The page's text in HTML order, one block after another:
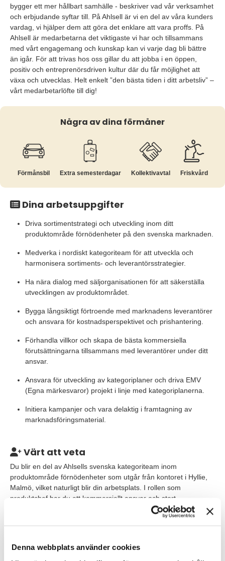
Denna webbplats använder cookies
bygger ett mer hållbart samhälle - beskriver vad vår verksamhet
och erbjudande syftar till. På Ahlsell är vi en del av våra kunders
vardag, vi hjälper dem att göra det enklare att vara proffs. På
Ahlsell är medarbetarna det viktigaste vi har och tillsammans
med vårt engagemang och kunskap kan vi varje dag bli bättre
än igår. För att trivas hos oss gillar du att jobba i en öppen,
positiv och entreprenörsdriven kultur där du får möjlighet att
växa och utvecklas. Helt enkelt ”den bästa tiden i ditt arbetsliv” –
vårt medarbetarlöfte till dig!
Några av dina förmåner
Förmånsbil Extra semesterdagar Kollektiv­avtal Friskvård
Dina arbetsuppgifter
Driva sortimentstrategi och utveckling inom ditt
produktområde förnödenheter på den svenska marknaden.
Medverka i nordiskt kategoriteam för att utveckla och
harmonisera sortiments- och leverantörsstrategier.
Ha nära dialog med säljorganisationen för att säkerställa
utvecklingen av produktområdet.
Bygga långsiktigt förtroende med marknadens leverantörer
och ansvara för kostnadsperspektivet och prishantering.
Förhandla villkor och skapa de bästa kommersiella
förutsättningarna tillsammans med leverantörer under ditt
ansvar.
Ansvara för utveckling av kategoriplaner och driva EMV
(Egna märkesvaror) projekt i linje med kategoriplanerna.
Initiera kampanjer och vara delaktig i framtagning av
marknadsföringsmaterial.
Värt att veta
Du blir en del av Ahlsells svenska kategoriteam inom
produktområde förnödenheter som utgår från kontoret i Hyllie,
Malmö, vilket naturligt blir din arbetsplats. I rollen som
produktchef har du ett kommersiellt ansvar och stort
handlingsutrymme, samtidigt som det finns stöd från
medlemmarna i det nordiska kategoriteamet. Tjänsten är på